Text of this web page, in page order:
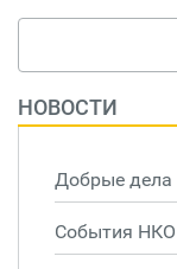
НОВОСТИ
Добрые дела
События НКО